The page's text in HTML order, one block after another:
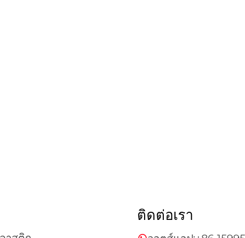
ติดต่อเรา